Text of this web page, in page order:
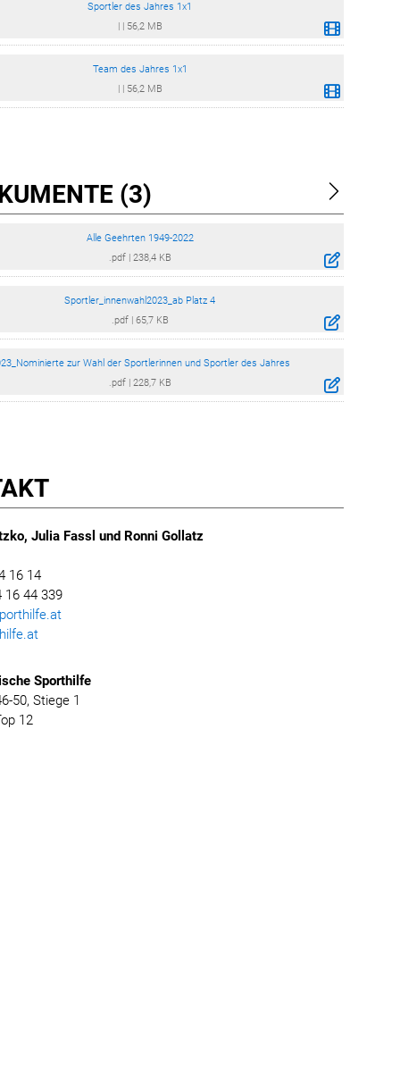
Sportler des Jahres 1x1
56,2 MB
Team des Jahres 1x1
56,2 MB
(3)
Alle Geehrten 1949-2022
.pdf| 238,4 KB
Sportler_innenwahl2023_ab Platz 4
.pdf| 65,7 KB
zur Wahl der Sportlerinnen und Sportler des Jahres
.pdf| 228,7 KB
Julia Fassl und Ronni Gollatz
16 14
44 339
Sporthilfe
50, Stiege 1
12